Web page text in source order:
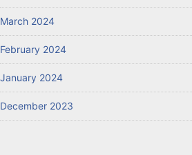
March 2024
February 2024
January 2024
December 2023